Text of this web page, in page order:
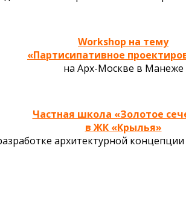
Workshop на тему
«Партисипативное
на Арх-Москве в Манеже
Частная школа «Золотое
в ЖК «Крылья»
архитектурной